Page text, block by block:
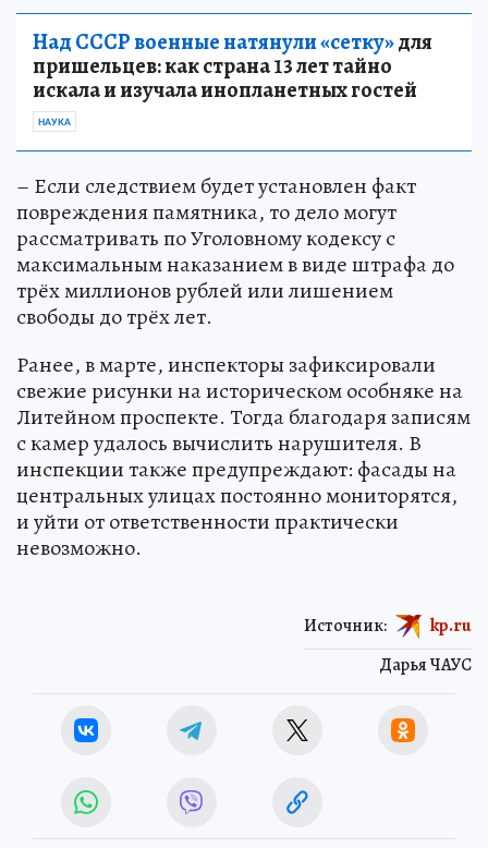
Над СССР военные натянули «сетку»для
пришельцев: как страна 13 лет тайно
искала и изучала инопланетных гостей
НАУКА
– Если следствием будет установлен факт
повреждения памятника, то дело могут
рассматривать по Уголовному кодексу с
максимальным наказанием в виде штрафа до
трёх миллионов рублей или лишением
свободы до трёх лет.
Ранее, в марте, инспекторы зафиксировали
свежие рисунки на историческом особняке на
Литейном проспекте. Тогда благодаря записям
с камер удалось вычислить нарушителя. В
инспекции также предупреждают: фасады на
центральных улицах постоянно мониторятся,
и уйти от ответственности практически
невозможно.
Дарья ЧАУС
Источник: kp.ru